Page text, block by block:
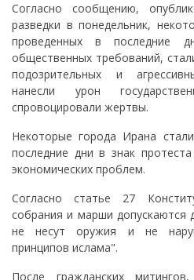
Согласно сообщению,
разведки в понедельник,
проведенных в последние
общественных требований,
подозрительных и
нанесли урон
спровоцировали жертвы.
Некоторые города Ирана
последние дни в знак
экономических проблем.
Согласно статье 27
собрания и марши допускаются
не несут оружия и не
принципов ислама".
После гражданских